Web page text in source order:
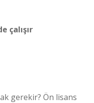
çalışır
gerekir? Ön lisans